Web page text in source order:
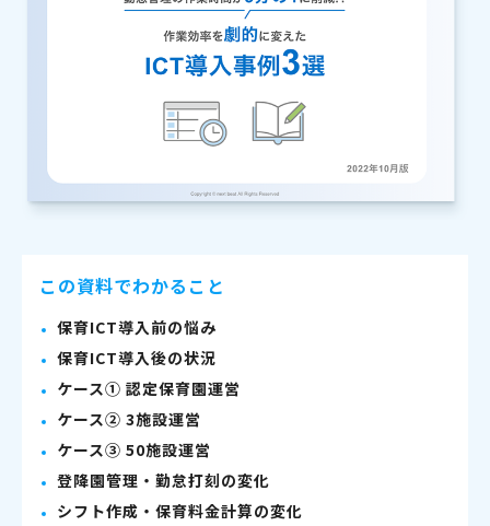
この資料でわかること
保育ICT導入前の悩み
保育ICT導入後の状況
ケース① 認定保育園運営
ケース② 3施設運営
ケース③ 50施設運営
登降園管理・勤怠打刻の変化
シフト作成・保育料金計算の変化